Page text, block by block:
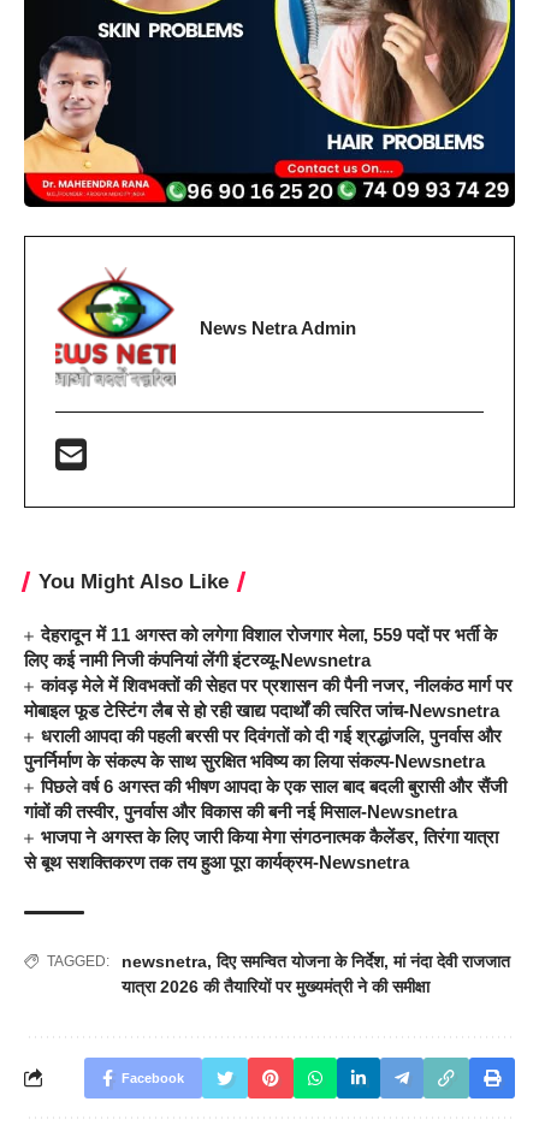
News Netra Admin
You Might Also Like
देहरादून में 11 अगस्त को लगेगा विशाल रोजगार मेला, 559 पदों पर भर्ती के
लिए कई नामी निजी कंपनियां लेंगी इंटरव्यू-Newsnetra
कांवड़ मेले में शिवभक्तों की सेहत पर प्रशासन की पैनी नजर, नीलकंठ मार्ग पर
मोबाइल फूड टेस्टिंग लैब से हो रही खाद्य पदार्थों की त्वरित जांच-Newsnetra
धराली आपदा की पहली बरसी पर दिवंगतों को दी गई श्रद्धांजलि, पुनर्वास और
पुनर्निर्माण के संकल्प के साथ सुरक्षित भविष्य का लिया संकल्प-Newsnetra
पिछले वर्ष 6 अगस्त की भीषण आपदा के एक साल बाद बदली बुरासी और सैंजी
गांवों की तस्वीर, पुनर्वास और विकास की बनी नई मिसाल-Newsnetra
भाजपा ने अगस्त के लिए जारी किया मेगा संगठनात्मक कैलेंडर, तिरंगा यात्रा
से बूथ सशक्तिकरण तक तय हुआ पूरा कार्यक्रम-Newsnetra
TAGGED: newsnetra,दिए समन्वित योजना के निर्देश,मां नंदा देवी राजजात
यात्रा 2026 की तैयारियों पर मुख्यमंत्री ने की समीक्षा
Facebook